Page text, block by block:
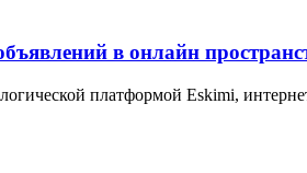
в онлайн
платформой Eskimi,